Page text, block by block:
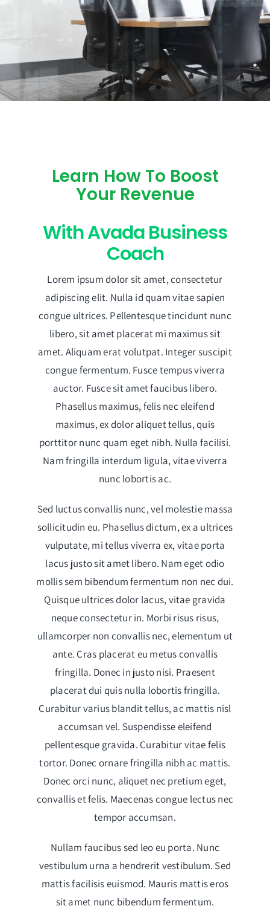
Learn How To Boost
Your Revenue
With Avada Business
Coach
Lorem ipsum dolor sit amet, consectetur
adipiscing elit. Nulla id quam vitae sapien
congue ultrices. Pellentesque tincidunt nunc
libero, sit amet placerat mi maximus sit
amet. Aliquam erat volutpat. Integer suscipit
congue fermentum. Fusce tempus viverra
auctor. Fusce sit amet faucibus libero.
Phasellus maximus, felis nec eleifend
maximus, ex dolor aliquet tellus, quis
porttitor nunc quam eget nibh. Nulla facilisi.
Nam fringilla interdum ligula, vitae viverra
nunc lobortis ac.
Sed luctus convallis nunc, vel molestie massa
sollicitudin eu. Phasellus dictum, ex a ultrices
vulputate, mi tellus viverra ex, vitae porta
lacus justo sit amet libero. Nam eget odio
mollis sem bibendum fermentum non nec dui.
Quisque ultrices dolor lacus, vitae gravida
neque consectetur in. Morbi risus risus,
ullamcorper non convallis nec, elementum ut
ante. Cras placerat eu metus convallis
fringilla. Donec in justo nisi. Praesent
placerat dui quis nulla lobortis fringilla.
Curabitur varius blandit tellus, ac mattis nisl
accumsan vel. Suspendisse eleifend
pellentesque gravida. Curabitur vitae felis
tortor. Donec ornare fringilla nibh ac mattis.
Donec orci nunc, aliquet nec pretium eget,
convallis et felis. Maecenas congue lectus nec
tempor accumsan.
Nullam faucibus sed leo eu porta. Nunc
vestibulum urna a hendrerit vestibulum. Sed
mattis facilisis euismod. Mauris mattis eros
sit amet nunc bibendum fermentum.